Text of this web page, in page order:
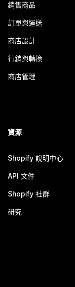
銷售商品
訂單與運送
商店設計
行銷與轉換
商店管理
資源
Shopify 說明中心
API 文件
Shopify 社群
研究